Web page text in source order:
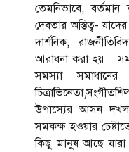
তেমনিভাবে,
দেবতার অস্তিত্ব-
দার্শনিক,
আরাধনা করা হয় ।
সমস্যা
উপাস্যের আসন
সমকক্ষ হওয়ার
কিছু মানুষ আছে যারা